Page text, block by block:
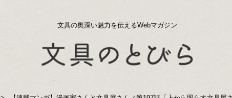
文具の奥深い魅力を伝えるWebマガジン